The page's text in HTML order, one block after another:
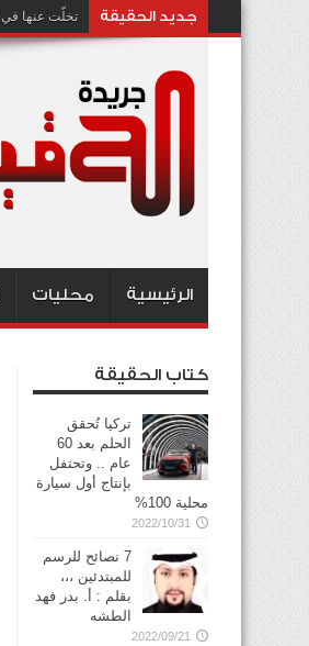
جديد الحقيقة تخلّت عنها في 2021.. ميتا تعيد إحياء تقنية تثير الجدل بشأن انتهاك الخصوصية
الرئيسية محليات
كتاب الحقيقة
تركيا تُحقق
الحلم بعد 60
عام .. وتحتفل
بإنتاج أول سيارة
محلية 100%
2022/10/31
7 نصائح للرسم
للمبتدئين ،،،
بقلم : أ. بدر فهد
الطشه
2022/09/21